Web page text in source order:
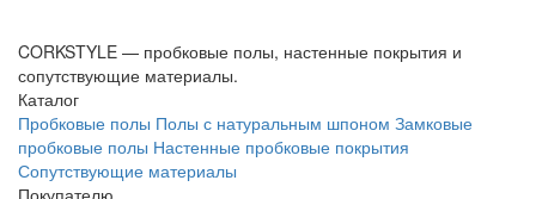
CORKSTYLE — пробковые полы, настенные покрытия и
сопутствующие материалы.
Каталог
Пробковые полы Полы с натуральным шпоном Замковые
пробковые полы Настенные пробковые покрытия
Сопутствующие материалы